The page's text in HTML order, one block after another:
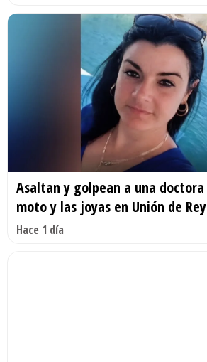
Asaltan y golpean a una
moto y las joyas en Unión de
Hace 1 día